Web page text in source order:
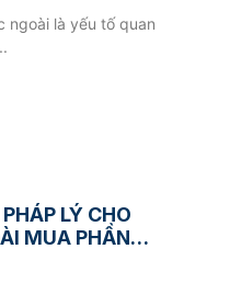
ngoài là yếu tố quan
LÝ CHO
MUA PHẦN